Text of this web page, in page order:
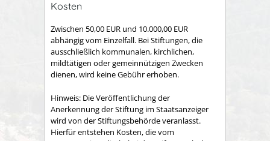
Kosten
Zwischen 50,00 EUR und 10.000,00 EUR
abhängig vom Einzelfall. Bei Stiftungen, die
ausschließlich kommunalen, kirchlichen,
mildtätigen oder gemeinnützigen Zwecken
dienen, wird keine Gebühr erhoben.
Hinweis: Die Veröffentlichung der
Anerkennung der Stiftung im Staatsanzeiger
wird von der Stiftungsbehörde veranlasst.
Hierfür entstehen Kosten, die vom